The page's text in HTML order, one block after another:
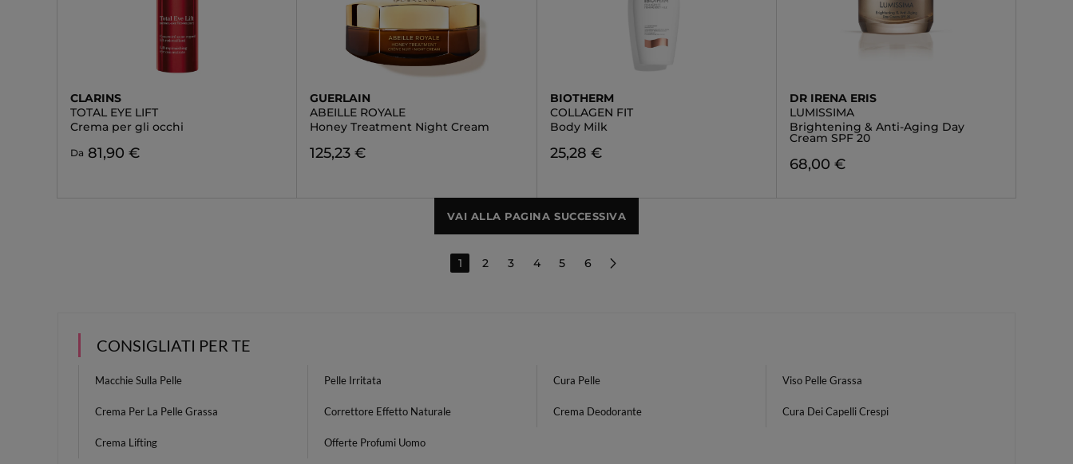
CLARINS
TOTAL EYE LIFT
Crema per gli occhi
Da 81,90 €
GUERLAIN
ABEILLE ROYALE
Honey Treatment Night Cream
125,23 €
BIOTHERM
COLLAGEN FIT
Body Milk
25,28 €
DR IRENA ERIS
LUMISSIMA
Brightening & Anti-Aging Day
Cream SPF 20
68,00 €
VAI ALLA PAGINA SUCCESSIVA
1 2 3 4 5 6
CONSIGLIATI PER TE
Macchie Sulla Pelle Pelle Irritata Cura Pelle Viso Pelle Grassa
Crema Per La Pelle Grassa Correttore Effetto Naturale Crema Deodorante Cura Dei Capelli Crespi
Crema Lifting Offerte Profumi Uomo